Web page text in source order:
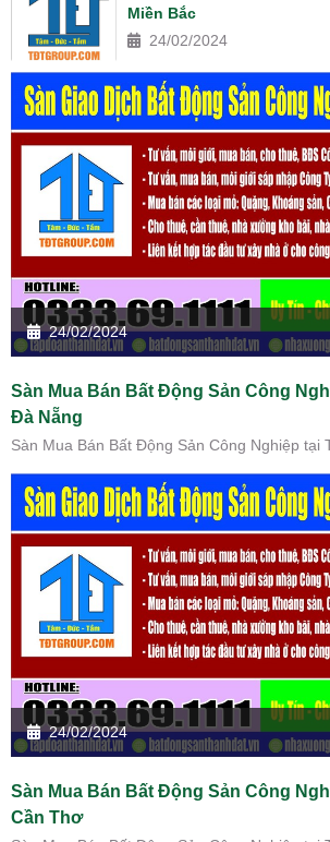
Miền Bắc
24/02/2024
24/02/2024
Sàn Mua Bán Bất Động Sản Công
Đà Nẵng
Sàn Mua Bán Bất Động Sản Công Nghiệp tại
24/02/2024
Sàn Mua Bán Bất Động Sản Công
Cần Thơ